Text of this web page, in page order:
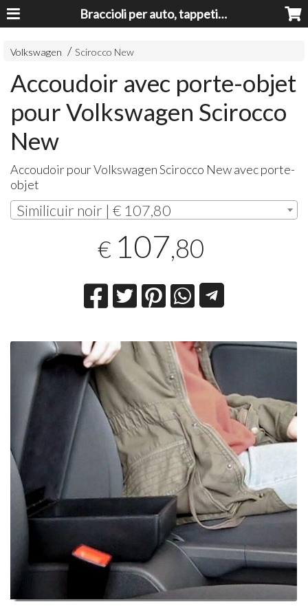
Braccioli per auto, tappeti auto, accessori auto MADE IN ITALY - Armrests, Mittelarmlehnen, Accoundoirs
Volkswagen Scirocco New
Accoudoir avec porte-objet
pour Volkswagen Scirocco
New
Accoudoir pour Volkswagen Scirocco New avec porte-
objet
Similicuir noir | € 107,80
€ 107,80